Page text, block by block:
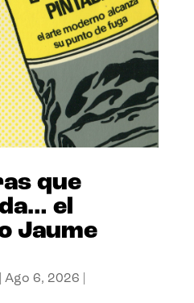
que
el
Jaume
Ago 6, 2026